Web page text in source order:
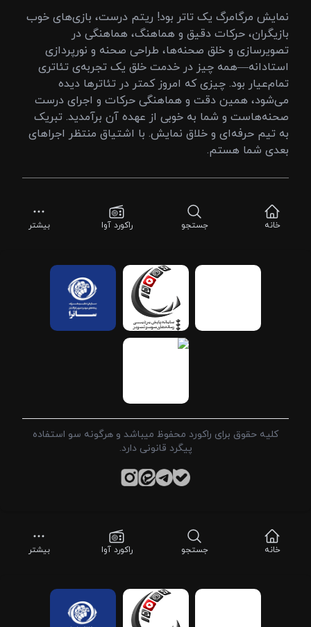
نمایش مرگامرگ یک تاتر بود! ریتم درست، بازی‌های خوب
بازیگران، حرکات دقیق و هماهنگ، هماهنگی در
تصویرسازی و خلق صحنه‌ها، طراحی صحنه و نورپردازی
استادانه—همه چیز در خدمت خلق یک تجربه‌ی تئاتری
تمام‌عیار بود. چیزی که امروز کمتر در تئاترها دیده
می‌شود، همین دقت و هماهنگی حرکات و اجرای درست
صحنه‌هاست و شما به خوبی از عهده آن برآمدید. تبریک
به تیم حرفه‌ای و خلاق نمایش. با اشتیاق منتظر اجراهای
بعدی شما هستم.
خانه جستجو راکورد آوا بیشتر
کلیه حقوق برای راکورد محفوظ میباشد و هرگونه سو استفاده
پیگرد قانونی دارد.
خانه جستجو راکورد آوا بیشتر